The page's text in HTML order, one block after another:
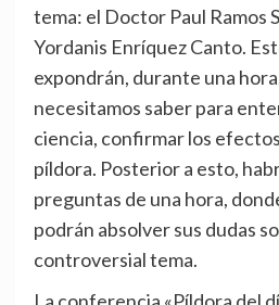
tema: el Doctor Paul Ramos
Yordanis Enríquez Canto.
expondrán, durante una
necesitamos saber para
ciencia, confirmar los
píldora. Posterior a esto,
preguntas de una hora,
podrán absolver sus dudas
controversial tema.